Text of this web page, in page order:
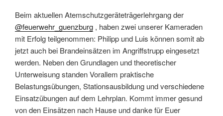
Beim aktuellen Atemschutzgeräteträgerlehrgang der
@feuerwehr_guenzburg , haben zwei unserer Kameraden
mit Erfolg teilgenommen: Philipp und Luis können somit ab
jetzt auch bei Brandeinsätzen im Angriffstrupp eingesetzt
werden. Neben den Grundlagen und theoretischer
Unterweisung standen Vorallem praktische
Belastungsübungen, Stationsausbildung und verschiedene
Einsatzübungen auf dem Lehrplan. Kommt immer gesund
von den Einsätzen nach Hause und danke für Euer